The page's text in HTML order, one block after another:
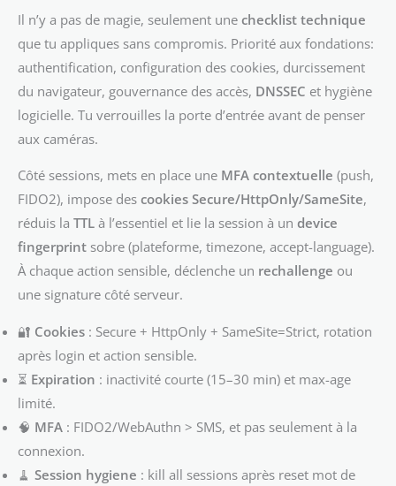
Il n’y a pas de magie, seulement une checklist technique
que tu appliques sans compromis. Priorité aux fondations:
authentification, configuration des cookies, durcissement
du navigateur, gouvernance des accès, DNSSEC et hygiène
logicielle. Tu verrouilles la porte d’entrée avant de penser
aux caméras.
Côté sessions, mets en place une MFA contextuelle (push,
FIDO2), impose des cookies Secure/HttpOnly/SameSite,
réduis la TTL à l’essentiel et lie la session à un device
fingerprint sobre (plateforme, timezone, accept-language).
À chaque action sensible, déclenche un rechallenge ou
une signature côté serveur.
🔐 Cookies : Secure + HttpOnly + SameSite=Strict, rotation
après login et action sensible.
⏳ Expiration : inactivité courte (15–30 min) et max-age
limité.
🧠 MFA : FIDO2/WebAuthn > SMS, et pas seulement à la
connexion.
🧹 Session hygiene : kill all sessions après reset mot de